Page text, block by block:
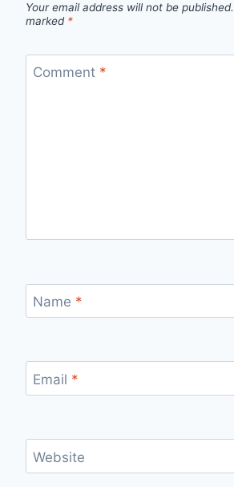
Your email address will not be published.
marked *
Comment *
Name *
Email *
Website